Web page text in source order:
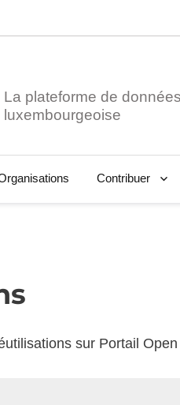
La plateforme de
Contribuer
sur Portail